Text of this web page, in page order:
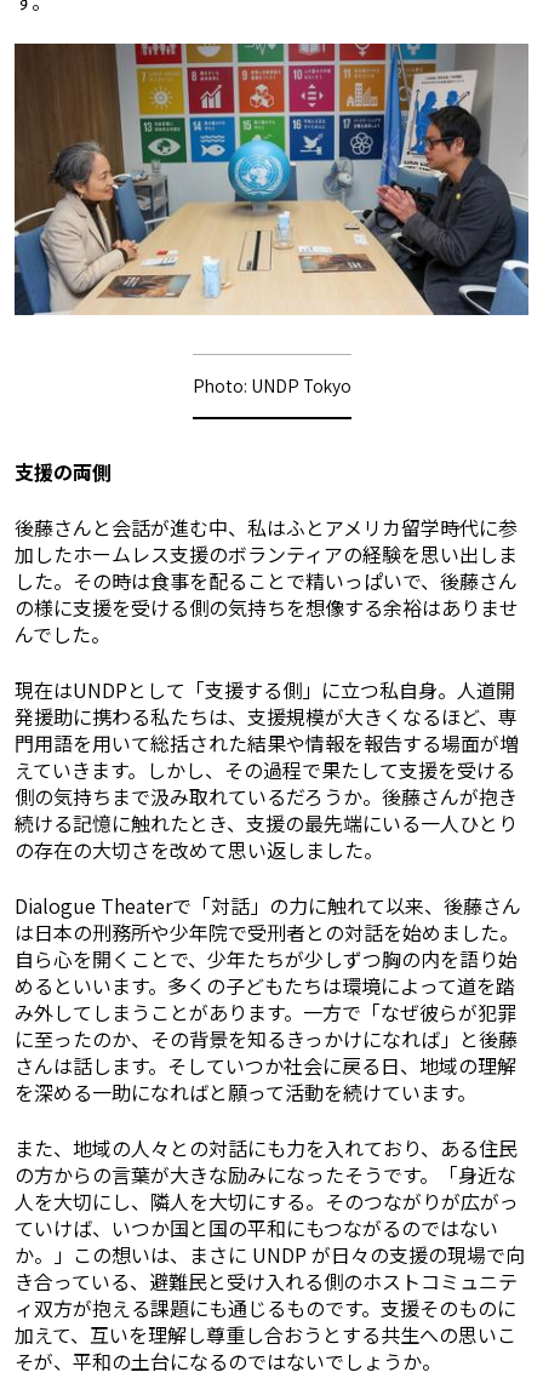
Photo: UNDP Tokyo
支援の両側
後藤さんと会話が進む中、私はふとアメリカ留学時代に参
加したホームレス支援のボランティアの経験を思い出しま
した。その時は食事を配ることで精いっぱいで、後藤さん
の様に支援を受ける側の気持ちを想像する余裕はありませ
んでした。
現在はUNDPとして「支援する側」に立つ私自身。人道開
発援助に携わる私たちは、支援規模が大きくなるほど、専
門用語を用いて総括された結果や情報を報告する場面が増
えていきます。しかし、その過程で果たして支援を受ける
側の気持ちまで汲み取れているだろうか。後藤さんが抱き
続ける記憶に触れたとき、支援の最先端にいる一人ひとり
の存在の大切さを改めて思い返しました。
Dialogue Theaterで「対話」の力に触れて以来、後藤さん
は日本の刑務所や少年院で受刑者との対話を始めました。
自ら心を開くことで、少年たちが少しずつ胸の内を語り始
めるといいます。多くの子どもたちは環境によって道を踏
み外してしまうことがあります。一方で「なぜ彼らが犯罪
に至ったのか、その背景を知るきっかけになれば」と後藤
さんは話します。そしていつか社会に戻る日、地域の理解
を深める一助になればと願って活動を続けています。
また、地域の人々との対話にも力を入れており、ある住民
の方からの言葉が大きな励みになったそうです。「身近な
人を大切にし、隣人を大切にする。そのつながりが広がっ
ていけば、いつか国と国の平和にもつながるのではない
か。」この想いは、まさに UNDP が日々の支援の現場で向
き合っている、避難民と受け入れる側のホストコミュニテ
ィ双方が抱える課題にも通じるものです。支援そのものに
加えて、互いを理解し尊重し合おうとする共生への思いこ
そが、平和の土台になるのではないでしょうか。